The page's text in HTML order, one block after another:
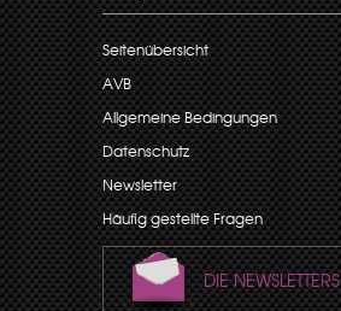
Seitenübersicht
AVB
Allgemeine Bedingungen
Datenschutz
Newsletter
Häufig gestellte Fragen
DIE NEWSLETTERS